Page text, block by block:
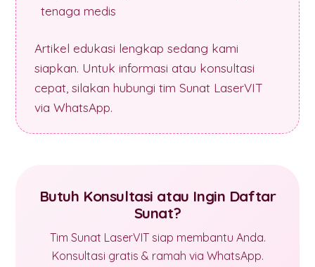
tenaga medis
Artikel edukasi lengkap sedang kami
siapkan. Untuk informasi atau konsultasi
cepat, silakan hubungi tim Sunat LaserVIT
via WhatsApp.
Butuh Konsultasi atau Ingin Daftar
Sunat?
Tim Sunat LaserVIT siap membantu Anda.
Konsultasi gratis & ramah via WhatsApp.